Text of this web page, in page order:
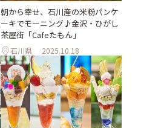
朝から幸せ、石川産の米粉パンケ
ーキでモーニング♪金沢・ひがし
茶屋街「Cafeたもん」
石川県 2025.10.18